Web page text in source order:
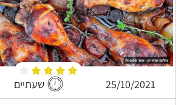
25/10/2021 שעתיים